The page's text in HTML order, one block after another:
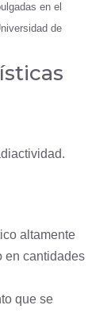
en el
de
altamente
en cantidades
que se